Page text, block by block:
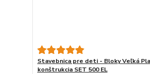
Stavebnica pre deti - Bloky Veľká
konštrukcia SET 500 EL